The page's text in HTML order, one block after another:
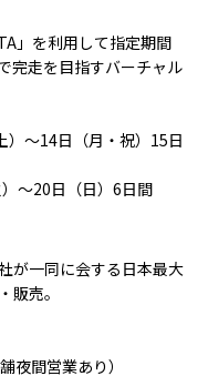
」を利用して指定期間
完走を目指すバーチャル
～14日（月・祝）15日
〜20日（日）6日間
が一同に会する日本最大
販売。
夜間営業あり）